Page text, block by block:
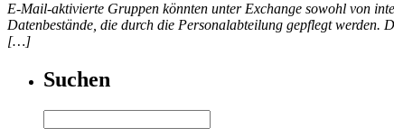
E-Mail-aktivierte Gruppen könnten unter Exchange sowohl von
Datenbestände, die durch die Personalabteilung gepflegt werden.
[…]
Suchen